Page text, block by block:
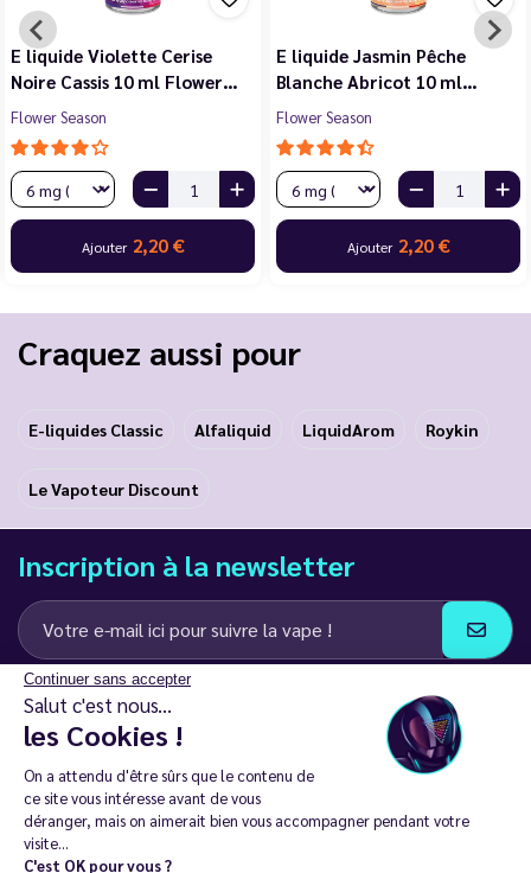
Continuer sans accepter
Salut c'est nous...
les Cookies !
On a attendu d'être sûrs que le contenu de
ce site vous intéresse avant de vous
déranger, mais on aimerait bien vous accompagner pendant votre
visite...
C'est OK pour vous ?
E liquide Violette Cerise
Noire Cassis 10 ml Flower…
Flower Season
Ajouter 2,20 €
E liquide Jasmin Pêche
Blanche Abricot 10 ml…
Flower Season
Ajouter 2,20 €
Craquez aussi pour
E-liquides Classic Alfaliquid LiquidArom Roykin
Le Vapoteur Discount
Inscription à la newsletter
J’accepte de recevoir des communications e-mail et SMS de la part de
LD Groupe
Restez en contact